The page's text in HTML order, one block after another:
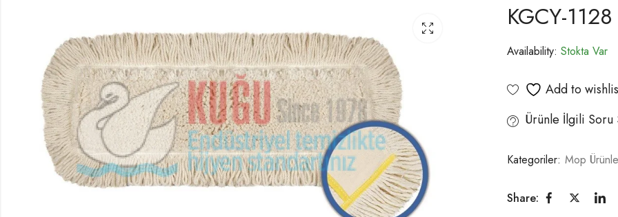
KGCY-
Availability: Stokta Var
Add to
Ürünle İlgili
Kategoriler: Mop
Share: